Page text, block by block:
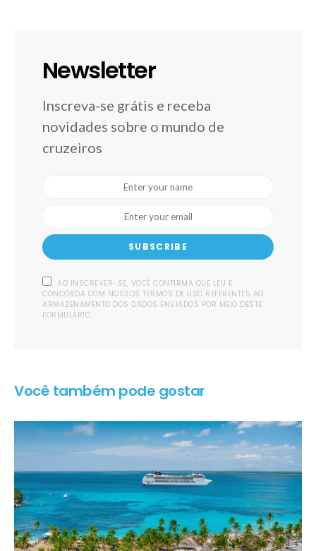
Newsletter
Inscreva-se grátis e receba
novidades sobre o mundo de
cruzeiros
SUBSCRIBE
AO INSCREVER-SE, VOCÊ CONFIRMA QUE LEU E
CONCORDA COM NOSSOS TERMOS DE USO REFERENTES AO
ARMAZENAMENTO DOS DADOS ENVIADOS POR MEIO DESTE
FORMULÁRIO.
Você também pode gostar